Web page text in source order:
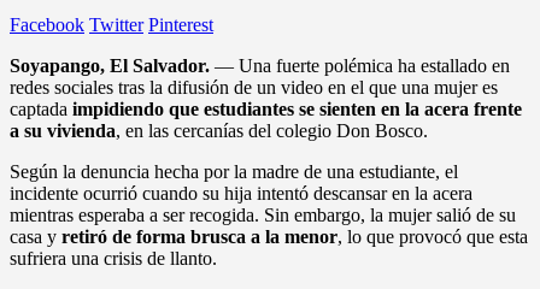
Facebook Twitter Pinterest
Soyapango, El Salvador. — Una fuerte polémica ha estallado en
redes sociales tras la difusión de un video en el que una mujer es
captada impidiendo que estudiantes se sienten en la acera frente
a su vivienda, en las cercanías del colegio Don Bosco.
Según la denuncia hecha por la madre de una estudiante, el
incidente ocurrió cuando su hija intentó descansar en la acera
mientras esperaba a ser recogida. Sin embargo, la mujer salió de su
casa y retiró de forma brusca a la menor, lo que provocó que esta
sufriera una crisis de llanto.